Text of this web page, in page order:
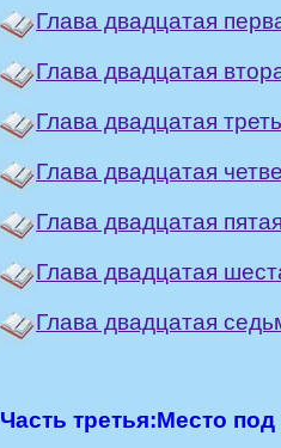
Глава двадцатая
Глава двадцатая
Глава двадцатая
Глава двадцатая
Глава двадцатая
Глава двадцатая
Глава двадцатая
Часть третья:Место